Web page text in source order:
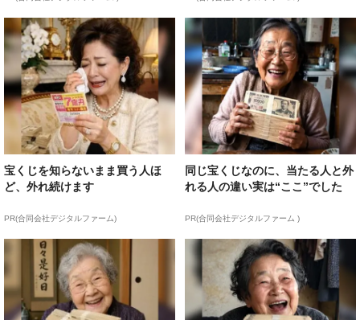
宝くじを知らないまま買う人ほ
ど、外れ続けます
PR(合同会社デジタルファーム)
同じ宝くじなのに、当たる人と外
れる人の違い実は“ここ”でした
PR(合同会社デジタルファーム )